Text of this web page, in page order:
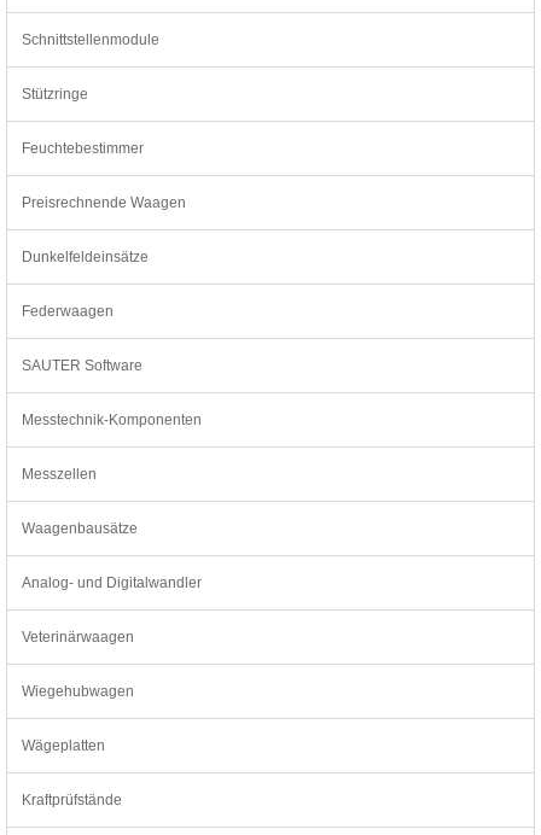
Schnittstellenmodule
Stützringe
Feuchtebestimmer
Preisrechnende Waagen
Dunkelfeldeinsätze
Federwaagen
SAUTER Software
Messtechnik-Komponenten
Messzellen
Waagenbausätze
Analog- und Digitalwandler
Veterinärwaagen
Wiegehubwagen
Wägeplatten
Kraftprüfstände